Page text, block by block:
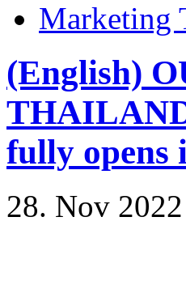
Marketing
(English)
fully opens
28. Nov 2022